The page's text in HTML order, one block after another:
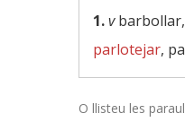
1.vbarbollar,
parlotejar,
O llisteu les